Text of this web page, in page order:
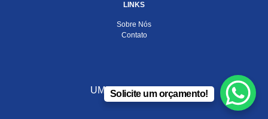
LINKS
Sobre Nós
Contato
UMA EMPRESA DO
Solicite um orçamento!